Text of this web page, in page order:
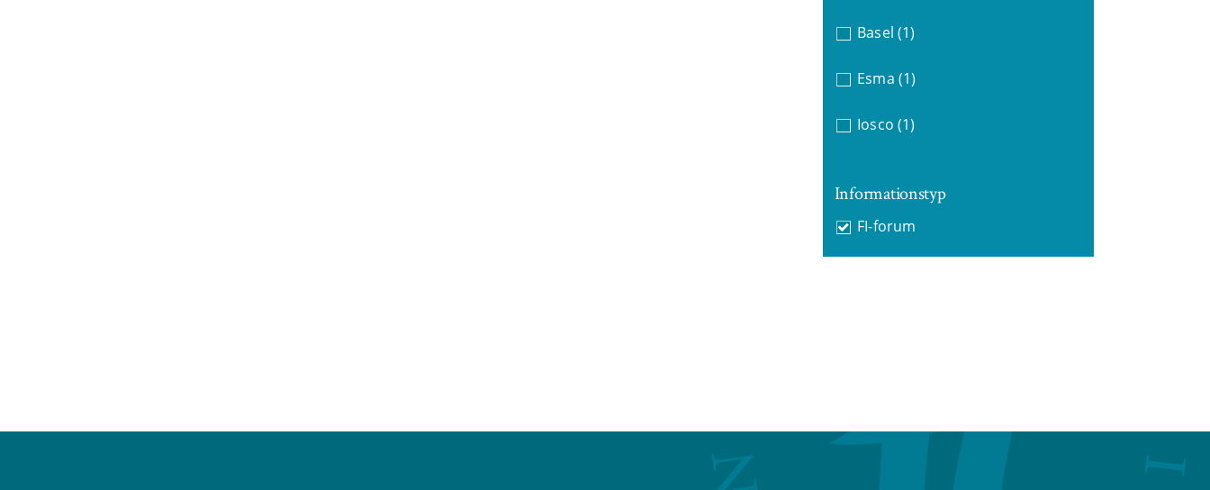
Basel (1)
Esma (1)
Iosco (1)
Informationstyp
FI-forum